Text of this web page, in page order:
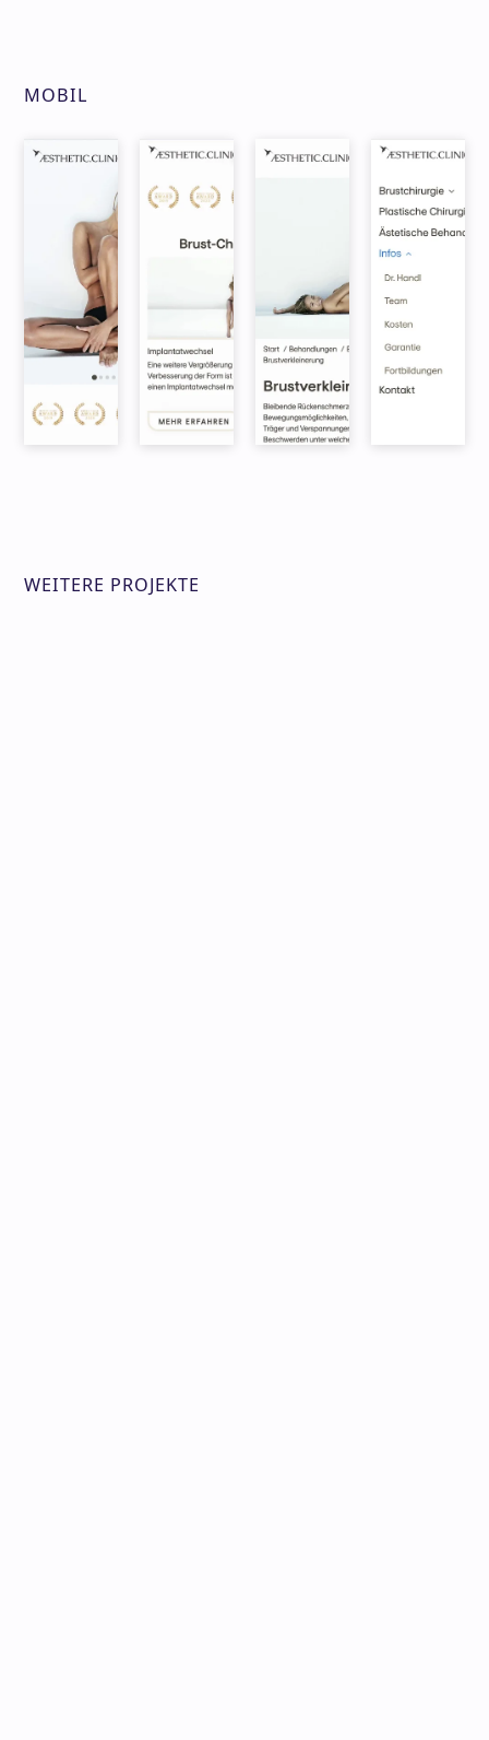
MOBIL
WEITERE PROJEKTE